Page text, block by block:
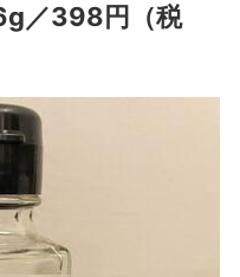
／398円（税